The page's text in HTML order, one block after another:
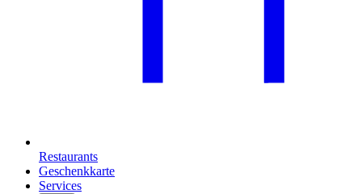
Restaurants
Geschenkkarte
Services